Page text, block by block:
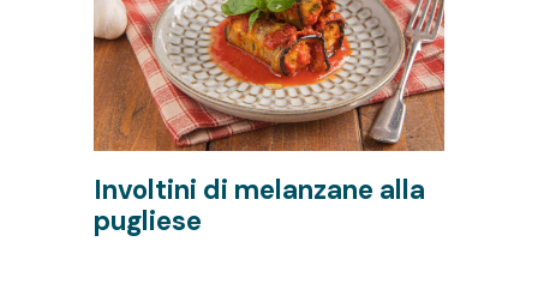
Involtini di melanzane alla
pugliese